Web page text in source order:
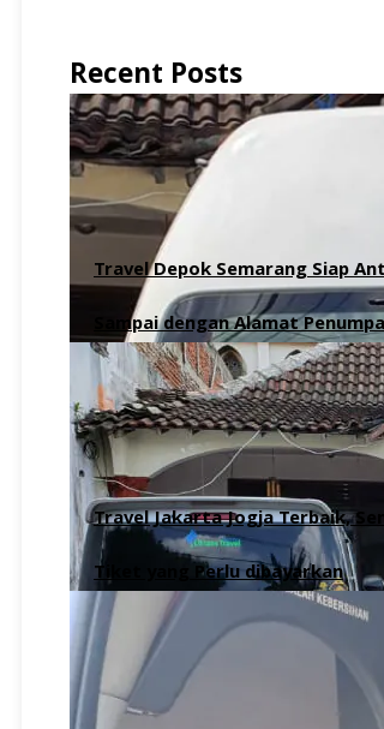
Recent Posts
Travel Depok Semarang Siap
Sampai dengan Alamat
6 Agustus 2026
Travel Jakarta Jogja Terbaik,
Tiket yang Perlu dibayarkan
6 Agustus 2026